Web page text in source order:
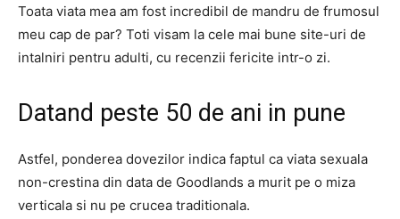
Toata viata mea am fost incredibil de mandru de frumosul
meu cap de par? Toti visam la cele mai bune site-uri de
intalniri pentru adulti, cu recenzii fericite intr-o zi.
Datand peste 50 de ani in pune
Astfel, ponderea dovezilor indica faptul ca viata sexuala
non-crestina din data de Goodlands a murit pe o miza
verticala si nu pe crucea traditionala.